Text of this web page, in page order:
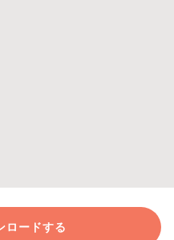
ロードする